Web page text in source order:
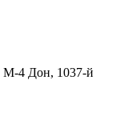
М-4 Дон, 1037-й